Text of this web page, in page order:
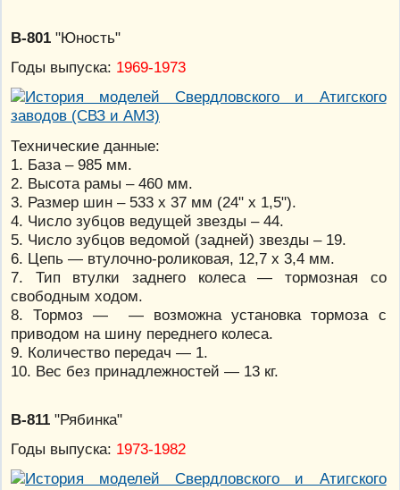
В-801 "Юность"
Годы выпуска: 1969-1973
Технические данные:
1. База – 985 мм.
2. Высота рамы – 460 мм.
3. Размер шин – 533 х 37 мм (24" х 1,5").
4. Число зубцов ведущей звезды – 44.
5. Число зубцов ведомой (задней) звезды – 19.
6. Цепь — втулочно-роликовая, 12,7 х 3,4 мм.
7. Тип втулки заднего колеса — тормозная со
свободным ходом.
8. Тормоз — — возможна установка тормоза с
приводом на шину переднего колеса.
9. Количество передач — 1.
10. Вес без принадлежностей — 13 кг.
В-811 "Рябинка"
Годы выпуска: 1973-1982